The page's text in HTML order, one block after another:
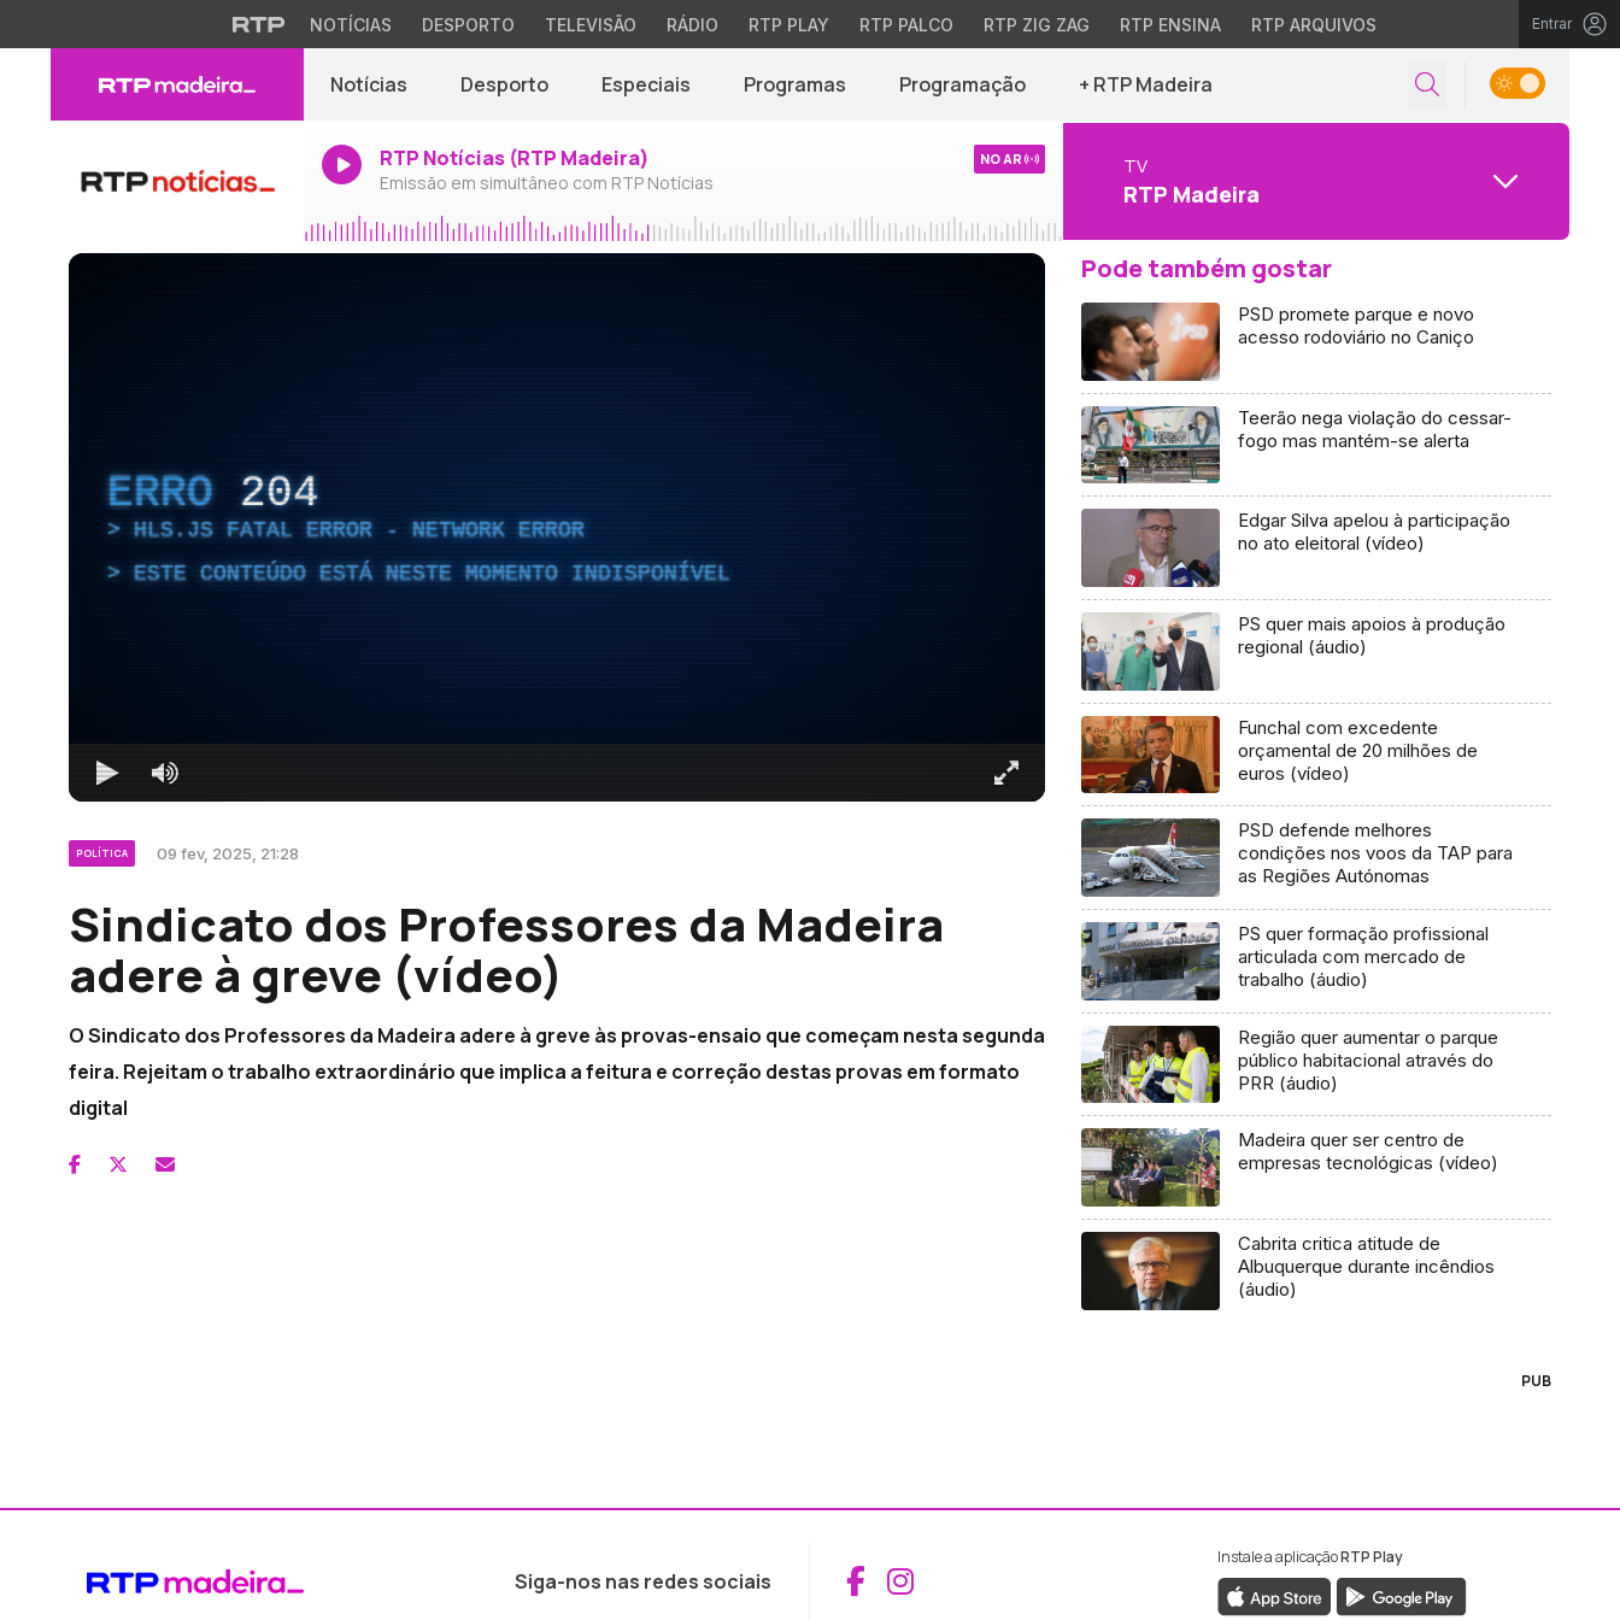
NOTÍCIAS DESPORTO TELEVISÃO RÁDIO RTP PLAY RTP PALCO RTP ZIG ZAG RTP ENSINA RTP ARQUIVOS Entrar
Notícias Desporto Especiais Programas Programação + RTP Madeira
RTP Notícias (RTP Madeira)
Emissão em simultâneo com RTP Notícias
NO AR TV
RTP Madeira
ERRO 204
HLS.JS FATAL ERROR - NETWORK ERROR
ESTE CONTEÚDO ESTÁ NESTE MOMENTO INDISPONÍVEL
POLÍTICA 09 fev, 2025, 21:28
Sindicato dos Professores da Madeira
adere à greve (vídeo)
O Sindicato dos Professores da Madeira adere à greve às provas-ensaio que começam nesta segunda
feira. Rejeitam o trabalho extraordinário que implica a feitura e correção destas provas em formato
digital
Pode também gostar
PSD promete parque e novo
acesso rodoviário no Caniço
Teerão nega violação do cessar-
fogo mas mantém-se alerta
Edgar Silva apelou à participação
no ato eleitoral (vídeo)
PS quer mais apoios à produção
regional (áudio)
Funchal com excedente
orçamental de 20 milhões de
euros (vídeo)
PSD defende melhores
condições nos voos da TAP para
as Regiões Autónomas
PS quer formação profissional
articulada com mercado de
trabalho (áudio)
Região quer aumentar o parque
público habitacional através do
PRR (áudio)
Madeira quer ser centro de
empresas tecnológicas (vídeo)
Cabrita critica atitude de
Albuquerque durante incêndios
(áudio)
PUB
Siga-nos nas redes sociais Aceder ao Facebook da RTP Madeira
Aceder ao Instagram da RTP Madeira
Instale a aplicaçãoRTP Play